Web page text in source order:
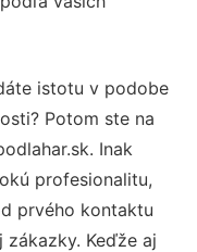
istotu v podobe
Potom ste na
Inak
profesionalitu,
prvého kontaktu
Keďže aj